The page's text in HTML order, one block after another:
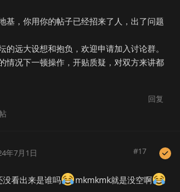
基，你用你的帖子已经招来了人，出了问题
的远大设想和抱负，欢迎申请加入讨论群。
情况下一顿操作，开贴质疑，对双方来讲都
回复
年7月1日 #17
没看出来是谁吗 mkmkmk就是没空啊